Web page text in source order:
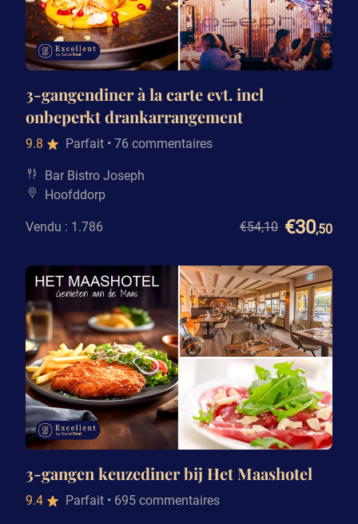
3-gangendiner à la carte evt. incl
onbeperkt drankarrangement
9.8 Parfait • 76 commentaires
Bar Bistro Joseph
Hoofddorp
Vendu : 1.786 €54,10 €30,50
3-gangen keuzediner bij Het Maashotel
9.4 Parfait • 695 commentaires